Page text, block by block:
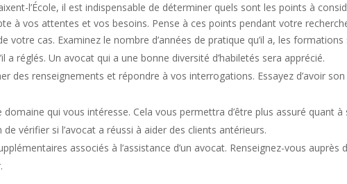
l’École, il est indispensable de déterminer quels sont les points à
à vos attentes et vos besoins. Pense à ces points pendant votre
cas. Examinez le nombre d’années de pratique qu’il a, les formations
réglés. Un avocat qui a une bonne diversité d’habiletés sera apprécié.
des renseignements et répondre à vos interrogations. Essayez d’avoir
qui vous intéresse. Cela vous permettra d’être plus assuré quant
vérifier si l’avocat a réussi à aider des clients antérieurs.
associés à l’assistance d’un avocat. Renseignez-vous auprès